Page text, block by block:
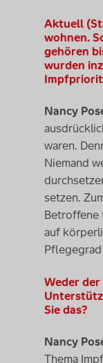
Aktuell
wohnen.
gehören
wurden
Nancy
waren.
Niemand
setzen.
Betroffene
auf
Weder
Sie das?
Nancy
Thema